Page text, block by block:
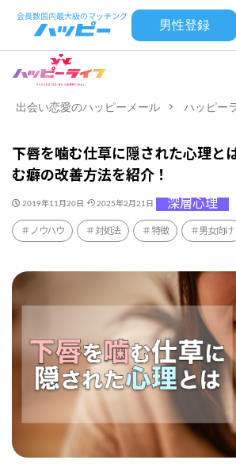
男性登録
出会い恋愛のハッピーメール ハッピー
下唇を噛む仕草に隠された心理と
む癖の改善方法を紹介！
2019年11月20日 2025年2月21日 深層心理
ノウハウ 対処法 特徴 男女向け